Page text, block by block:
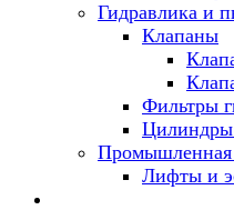
Гидравлика и
Клапаны
Фильтры
Цилиндры
Промышленная
Лифты и